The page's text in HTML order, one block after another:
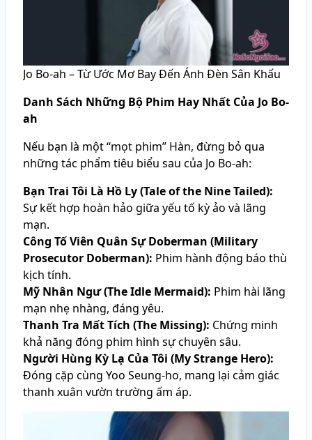
Jo Bo-ah – Từ Ước Mơ Bay Đến Ánh Đèn Sân Khấu
Danh Sách Những Bộ Phim Hay Nhất Của Jo Bo-
ah
Nếu bạn là một “mọt phim” Hàn, đừng bỏ qua
những tác phẩm tiêu biểu sau của Jo Bo-ah:
Bạn Trai Tôi Là Hồ Ly (Tale of the Nine Tailed):
Sự kết hợp hoàn hảo giữa yếu tố kỳ ảo và lãng
mạn.
Công Tố Viên Quân Sự Doberman (Military
Prosecutor Doberman): Phim hành động báo thù
kịch tính.
Mỹ Nhân Ngư (The Idle Mermaid): Phim hài lãng
mạn nhẹ nhàng, đáng yêu.
Thanh Tra Mất Tích (The Missing): Chứng minh
khả năng đóng phim hình sự chuyên sâu.
Người Hùng Kỳ Lạ Của Tôi (My Strange Hero):
Đóng cặp cùng Yoo Seung-ho, mang lại cảm giác
thanh xuân vườn trường ấm áp.